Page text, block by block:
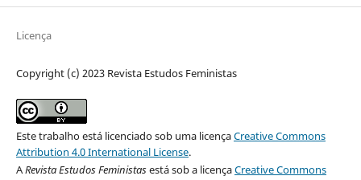
Licença
Copyright (c) 2023 Revista Estudos Feministas
Este trabalho está licenciado sob uma licençaCreative Commons
Attribution 4.0 International License.
ARevista Estudos Feministasestá sob a licençaCreative Commons